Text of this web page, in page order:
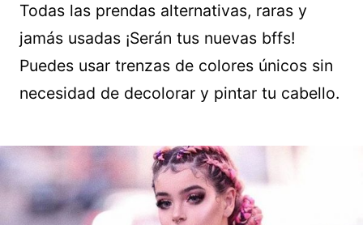
Todas las prendas alternativas, raras y
jamás usadas ¡Serán tus nuevas bffs!
Puedes usar trenzas de colores únicos sin
necesidad de decolorar y pintar tu cabello.